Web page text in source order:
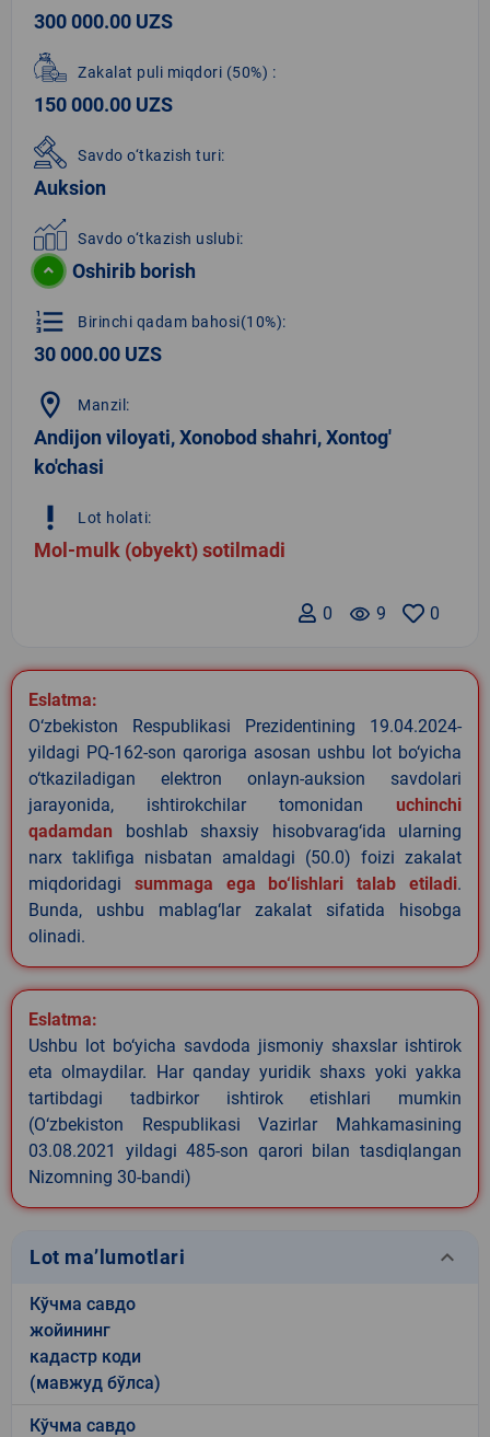
300 000.00 UZS
Zakalat puli miqdori (50%) :
150 000.00 UZS
Savdo o‘tkazish turi:
Auksion
Savdo o‘tkazish uslubi:
Oshirib borish
format_list_numbered Birinchi qadam bahosi(10%):
30 000.00 UZS
location_on Manzil:
Andijon viloyati, Xonоbod shahri, Xontog'
ko'chasi
priority_high Lot holati:
Mol-mulk (obyekt) sotilmadi
0
remove_red_eye 9
0
Eslatma:
O‘zbekiston Respublikasi Prezidentining 19.04.2024-
yildagi PQ-162-son qaroriga asosan ushbu lot bo‘yicha
o‘tkaziladigan elektron onlayn-auksion savdolari
jarayonida, ishtirokchilar tomonidan uchinchi
qadamdan boshlab shaxsiy hisobvarag‘ida ularning
narx taklifiga nisbatan amaldagi (50.0) foizi zakalat
miqdoridagi summaga ega bo‘lishlari talab etiladi.
Bunda, ushbu mablag‘lar zakalat sifatida hisobga
olinadi.
Eslatma:
Ushbu lot bo‘yicha savdoda jismoniy shaxslar ishtirok
eta olmaydilar. Har qanday yuridik shaxs yoki yakka
tartibdagi tadbirkor ishtirok etishlari mumkin
(O‘zbekiston Respublikasi Vazirlar Mahkamasining
03.08.2021 yildagi 485-son qarori bilan tasdiqlangan
Nizomning 30-bandi)
Lot ma’lumotlari keyboard_arrow_down
Кўчма савдо
жойининг
кадастр коди
(мавжуд бўлса)
Кўчма савдо